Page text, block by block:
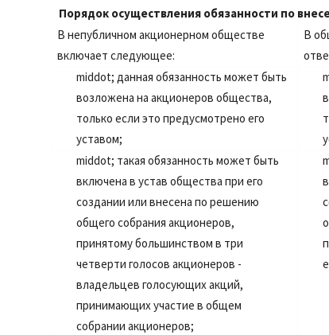
Порядок осуществления обязанности по
В непубличном акционерном обществе
включает следующее:
В
middot;данная обязанность может быть
возложена на акционеров общества,
только если это предусмотрено его
уставом;
middot; такая обязанность может быть
включена в устав общества при его
создании или внесена по решению
общего собрания акционеров,
принятому большинством в три
четверти голосов акционеров -
владельцев голосующих акций,
принимающих участие в общем
собрании акционеров;